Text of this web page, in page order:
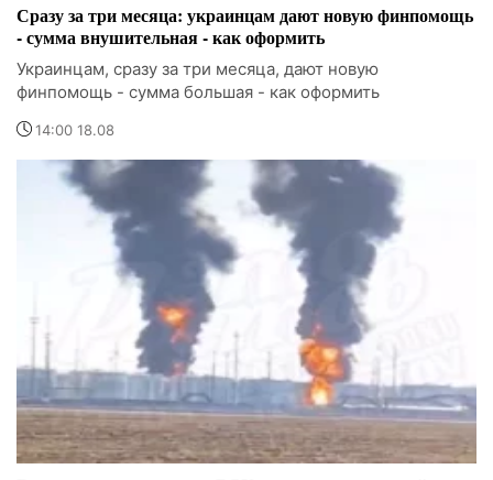
Сразу за три месяца: украинцам дают новую финпомощь
- сумма внушительная - как оформить
Украинцам, сразу за три месяца, дают новую
финпомощь - сумма большая - как оформить
14:00 18.08